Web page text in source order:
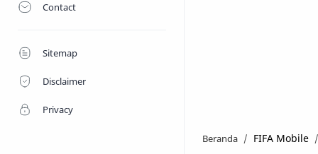
Contact
Sitemap
Disclaimer
Privacy
Beranda FIFA Mobile